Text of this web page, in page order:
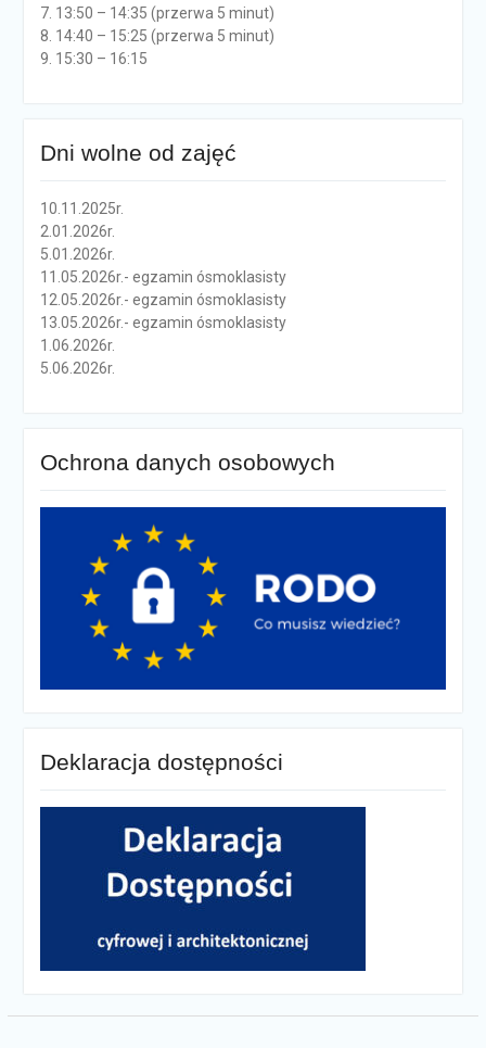
7. 13:50 – 14:35 (przerwa 5 minut)
8. 14:40 – 15:25 (przerwa 5 minut)
9. 15:30 – 16:15
Dni wolne od zajęć
10.11.2025r.
2.01.2026r.
5.01.2026r.
11.05.2026r.- egzamin ósmoklasisty
12.05.2026r.- egzamin ósmoklasisty
13.05.2026r.- egzamin ósmoklasisty
1.06.2026r.
5.06.2026r.
Ochrona danych osobowych
Deklaracja dostępności